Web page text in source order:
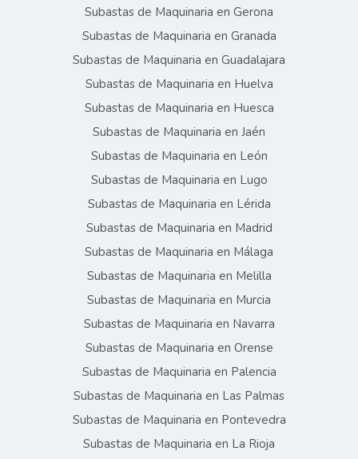
Subastas de Maquinaria en Gerona
Subastas de Maquinaria en Granada
Subastas de Maquinaria en Guadalajara
Subastas de Maquinaria en Huelva
Subastas de Maquinaria en Huesca
Subastas de Maquinaria en Jaén
Subastas de Maquinaria en León
Subastas de Maquinaria en Lugo
Subastas de Maquinaria en Lérida
Subastas de Maquinaria en Madrid
Subastas de Maquinaria en Málaga
Subastas de Maquinaria en Melilla
Subastas de Maquinaria en Murcia
Subastas de Maquinaria en Navarra
Subastas de Maquinaria en Orense
Subastas de Maquinaria en Palencia
Subastas de Maquinaria en Las Palmas
Subastas de Maquinaria en Pontevedra
Subastas de Maquinaria en La Rioja